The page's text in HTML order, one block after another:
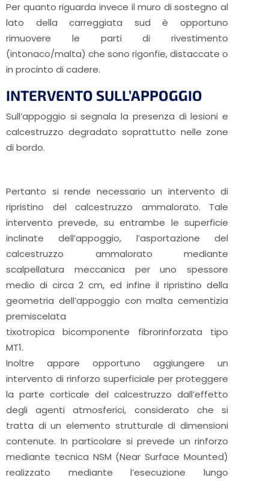
Per quanto riguarda invece il muro di sostegno al
lato della carreggiata sud è opportuno
rimuovere le parti di rivestimento
(intonaco/malta) che sono rigonfie, distaccate o
in procinto di cadere.
INTERVENTO SULL’APPOGGIO
Sull’appoggio si segnala la presenza di lesioni e
calcestruzzo degradato soprattutto nelle zone
di bordo.
Pertanto si rende necessario un intervento di
ripristino del calcestruzzo ammalorato. Tale
intervento prevede, su entrambe le superficie
inclinate dell’appoggio, l’asportazione del
calcestruzzo ammalorato mediante
scalpellatura meccanica per uno spessore
medio di circa 2 cm, ed infine il ripristino della
geometria dell’appoggio con malta cementizia
premiscelata
tixotropica bicomponente fibrorinforzata tipo
MT1.
Inoltre appare opportuno aggiungere un
intervento di rinforzo superficiale per proteggere
la parte corticale del calcestruzzo dall’effetto
degli agenti atmosferici, considerato che si
tratta di un elemento strutturale di dimensioni
contenute. In particolare si prevede un rinforzo
mediante tecnica NSM (Near Surface Mounted)
realizzato mediante l’esecuzione lungo